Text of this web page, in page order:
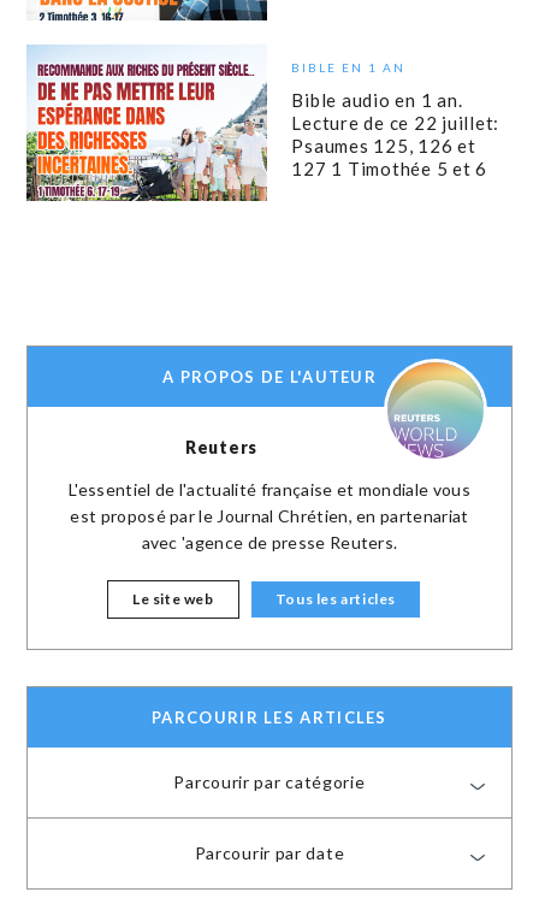
BIBLE EN 1 AN
Bible audio en 1 an.
Lecture de ce 22 juillet:
Psaumes 125, 126 et
127 1 Timothée 5 et 6
A PROPOS DE L'AUTEUR
Reuters
L'essentiel de l'actualité française et mondiale vous
est proposé par le Journal Chrétien, en partenariat
avec 'agence de presse Reuters.
Le site web Tous les articles
PARCOURIR LES ARTICLES
Parcourir par catégorie
Parcourir par date